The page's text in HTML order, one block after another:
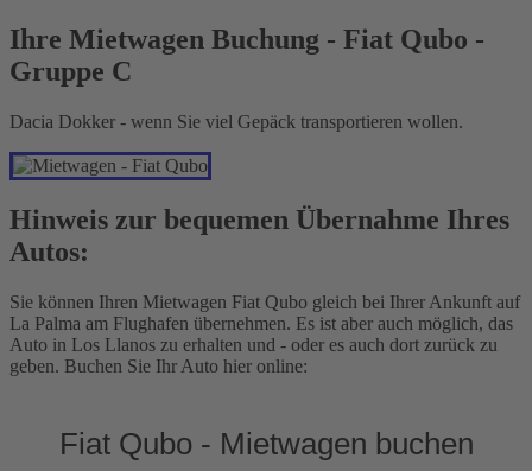
Ihre Mietwagen Buchung - Fiat Qubo -
Gruppe C
Dacia Dokker - wenn Sie viel Gepäck transportieren wollen.
Hinweis zur bequemen Übernahme Ihres
Autos:
Sie können Ihren Mietwagen Fiat Qubo gleich bei Ihrer Ankunft auf
La Palma am Flughafen übernehmen. Es ist aber auch möglich, das
Auto in Los Llanos zu erhalten und - oder es auch dort zurück zu
geben. Buchen Sie Ihr Auto hier online:
Fiat Qubo - Mietwagen buchen